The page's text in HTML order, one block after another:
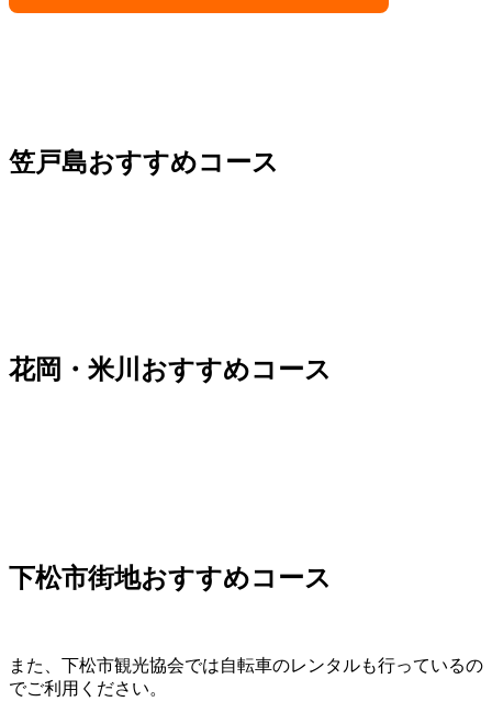
笠戸島おすすめコース
花岡・米川おすすめコース
下松市街地おすすめコース
また、下松市観光協会では自転車のレンタルも行っているの
でご利用ください。